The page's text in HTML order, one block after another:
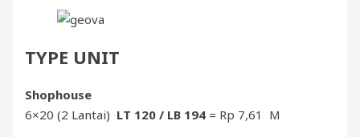
TYPE UNIT
Shophouse
6×20 (2 Lantai) LT 120 / LB 194 = Rp 7,61 M